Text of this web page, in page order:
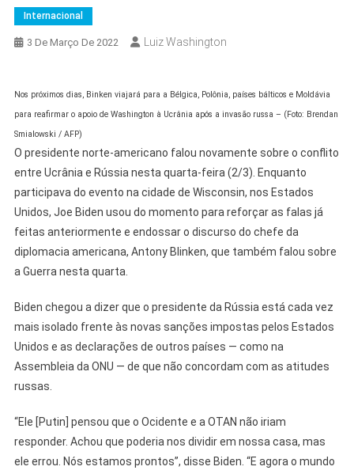
Internacional
3 De Março De 2022 Luiz Washington
Nos próximos dias, Binken viajará para a Bélgica, Polônia, países bálticos e Moldávia
para reafirmar o apoio de Washington à Ucrânia após a invasão russa – (Foto: Brendan
Smialowski / AFP)
O presidente norte-americano falou novamente sobre o conflito
entre Ucrânia e Rússia nesta quarta-feira (2/3). Enquanto
participava do evento na cidade de Wisconsin, nos Estados
Unidos, Joe Biden usou do momento para reforçar as falas já
feitas anteriormente e endossar o discurso do chefe da
diplomacia americana, Antony Blinken, que também falou sobre
a Guerra nesta quarta.
Biden chegou a dizer que o presidente da Rússia está cada vez
mais isolado frente às novas sanções impostas pelos Estados
Unidos e as declarações de outros países — como na
Assembleia da ONU — de que não concordam com as atitudes
russas.
“Ele [Putin] pensou que o Ocidente e a OTAN não iriam
responder. Achou que poderia nos dividir em nossa casa, mas
ele errou. Nós estamos prontos”, disse Biden. “E agora o mundo